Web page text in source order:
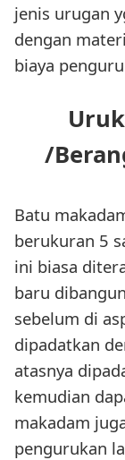
jenis urugan
dengan
biaya
/
Batu
berukuran 5
ini biasa
baru
sebelum di
dipadatkan
atasnya
kemudian
makadam
pengurukan